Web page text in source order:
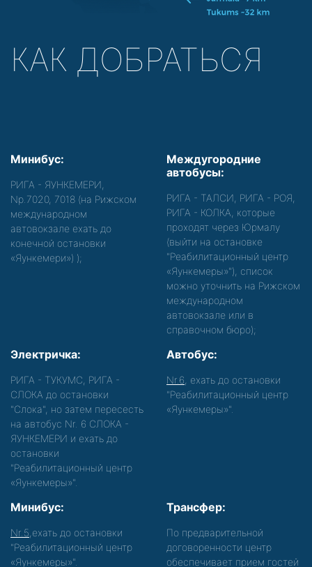
КАК ДОБРАТЬСЯ
Минибус:
РИГА - ЯУНКЕМЕРИ,
Nр.7020, 7018 (на Рижском
международном
автовокзале ехать до
конечной остановки
«Яункемери») );
Междугородние
автобусы:
РИГА - ТАЛСИ, РИГА - РОЯ,
РИГА - КОЛКА, которые
проходят через Юрмалу
(выйти на остановке
"Реабилитационный центр
«Яункемеры»"), список
можно уточнить на Рижском
международном
автовокзале или в
справочном бюро);
Электричка:
РИГА - ТУКУМС, РИГА -
СЛОКА до остановки
"Слока", но затем пересесть
на автобус Nr. 6 СЛОКА -
ЯУНКЕМЕРИ и ехать до
остановки
"Реабилитационный центр
«Яункемеры»".
Автобус:
Nr.6 , ехать до остановки
"Реабилитационный центр
«Яункемеры»".
Минибус:
Nr.5 ,ехать до остановки
"Реабилитационный центр
«Яункемеры»".
Трансфер:
По предварительной
договоренности центр
обеспечивает прием гостей